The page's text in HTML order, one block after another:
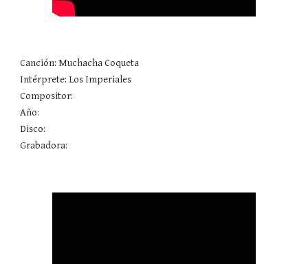
Canción: Muchacha Coqueta
Intérprete: Los Imperiales
Compositor:
Año:
Disco:
Grabadora: